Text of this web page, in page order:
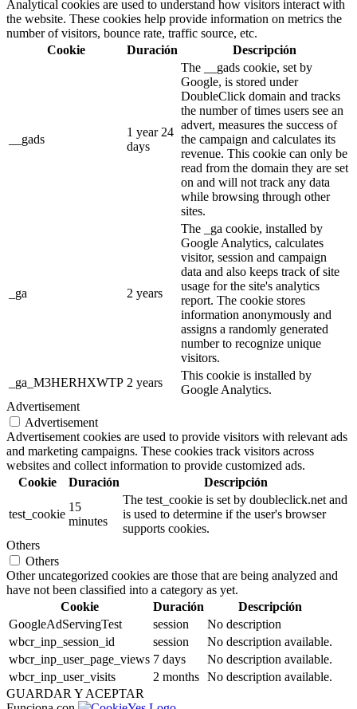
Analytical cookies are used to understand how visitors interact with
the website. These cookies help provide information on metrics the
number of visitors, bounce rate, traffic source, etc.
Cookie
Duración Descripción
__gads
1 year 24
days
The __gads cookie, set by
Google, is stored under
DoubleClick domain and tracks
the number of times users see an
advert, measures the success of
the campaign and calculates its
revenue. This cookie can only be
read from the domain they are set
on and will not track any data
while browsing through other
sites.
_ga 2 years
The _ga cookie, installed by
Google Analytics, calculates
visitor, session and campaign
data and also keeps track of site
usage for the site's analytics
report. The cookie stores
information anonymously and
assigns a randomly generated
number to recognize unique
visitors.
_ga_M3HERHXWTP 2 years
This cookie is installed by
Google Analytics.
Advertisement
Advertisement
Advertisement cookies are used to provide visitors with relevant ads
and marketing campaigns. These cookies track visitors across
websites and collect information to provide customized ads.
Cookie
Duración Descripción
test_cookie
15
minutes
The test_cookie is set by doubleclick.net and
is used to determine if the user's browser
supports cookies.
Others
Others
Other uncategorized cookies are those that are being analyzed and
have not been classified into a category as yet.
Cookie
Duración
Descripción
GoogleAdServingTest
session
No description
wbcr_inp_session_id
session
No description available.
wbcr_inp_user_page_views 7 days
No description available.
wbcr_inp_user_visits
2 months No description available.
GUARDAR Y ACEPTAR